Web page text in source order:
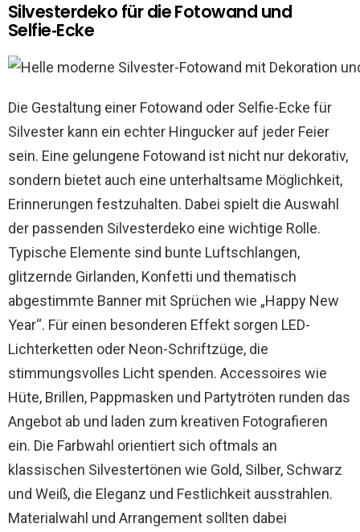
Silvesterdeko für die Fotowand und
Selfie‑Ecke
Die Gestaltung einer Fotowand oder Selfie-Ecke für
Silvester kann ein echter Hingucker auf jeder Feier
sein. Eine gelungene Fotowand ist nicht nur dekorativ,
sondern bietet auch eine unterhaltsame Möglichkeit,
Erinnerungen festzuhalten. Dabei spielt die Auswahl
der passenden Silvesterdeko eine wichtige Rolle.
Typische Elemente sind bunte Luftschlangen,
glitzernde Girlanden, Konfetti und thematisch
abgestimmte Banner mit Sprüchen wie „Happy New
Year“. Für einen besonderen Effekt sorgen LED-
Lichterketten oder Neon-Schriftzüge, die
stimmungsvolles Licht spenden. Accessoires wie
Hüte, Brillen, Pappmasken und Partytröten runden das
Angebot ab und laden zum kreativen Fotografieren
ein. Die Farbwahl orientiert sich oftmals an
klassischen Silvestertönen wie Gold, Silber, Schwarz
und Weiß, die Eleganz und Festlichkeit ausstrahlen.
Materialwahl und Arrangement sollten dabei